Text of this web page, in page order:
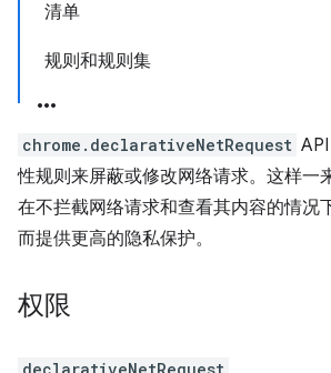
清单
规则和规则集
chrome.declarativeNetRequest
性规则来屏蔽或修改网络请求。这样一
在不拦截网络请求和查看其内容的情况
而提供更高的隐私保护。
权限